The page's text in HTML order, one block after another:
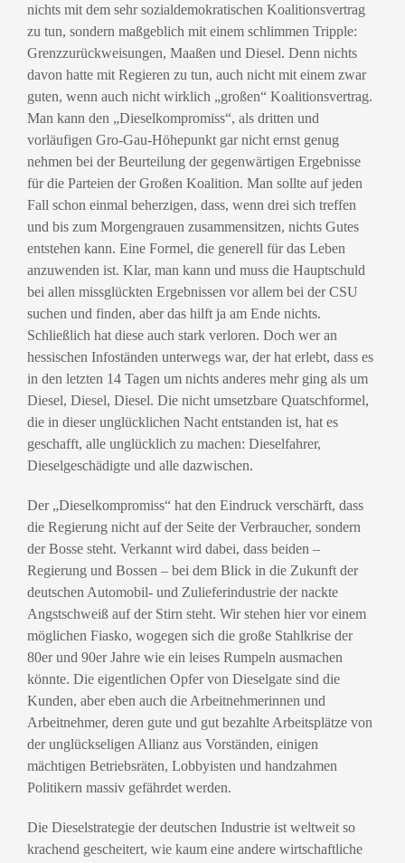
nichts mit dem sehr sozialdemokratischen Koalitionsvertrag
zu tun, sondern maßgeblich mit einem schlimmen Tripple:
Grenzzurückweisungen, Maaßen und Diesel. Denn nichts
davon hatte mit Regieren zu tun, auch nicht mit einem zwar
guten, wenn auch nicht wirklich „großen“ Koalitionsvertrag.
Man kann den „Dieselkompromiss“, als dritten und
vorläufigen Gro-Gau-Höhepunkt gar nicht ernst genug
nehmen bei der Beurteilung der gegenwärtigen Ergebnisse
für die Parteien der Großen Koalition. Man sollte auf jeden
Fall schon einmal beherzigen, dass, wenn drei sich treffen
und bis zum Morgengrauen zusammensitzen, nichts Gutes
entstehen kann. Eine Formel, die generell für das Leben
anzuwenden ist. Klar, man kann und muss die Hauptschuld
bei allen missglückten Ergebnissen vor allem bei der CSU
suchen und finden, aber das hilft ja am Ende nichts.
Schließlich hat diese auch stark verloren. Doch wer an
hessischen Infoständen unterwegs war, der hat erlebt, dass es
in den letzten 14 Tagen um nichts anderes mehr ging als um
Diesel, Diesel, Diesel. Die nicht umsetzbare Quatschformel,
die in dieser unglücklichen Nacht entstanden ist, hat es
geschafft, alle unglücklich zu machen: Dieselfahrer,
Dieselgeschädigte und alle dazwischen.
Der „Dieselkompromiss“ hat den Eindruck verschärft, dass
die Regierung nicht auf der Seite der Verbraucher, sondern
der Bosse steht. Verkannt wird dabei, dass beiden –
Regierung und Bossen – bei dem Blick in die Zukunft der
deutschen Automobil- und Zulieferindustrie der nackte
Angstschweiß auf der Stirn steht. Wir stehen hier vor einem
möglichen Fiasko, wogegen sich die große Stahlkrise der
80er und 90er Jahre wie ein leises Rumpeln ausmachen
könnte. Die eigentlichen Opfer von Dieselgate sind die
Kunden, aber eben auch die Arbeitnehmerinnen und
Arbeitnehmer, deren gute und gut bezahlte Arbeitsplätze von
der unglückseligen Allianz aus Vorständen, einigen
mächtigen Betriebsräten, Lobbyisten und handzahmen
Politikern massiv gefährdet werden.
Die Dieselstrategie der deutschen Industrie ist weltweit so
krachend gescheitert, wie kaum eine andere wirtschaftliche